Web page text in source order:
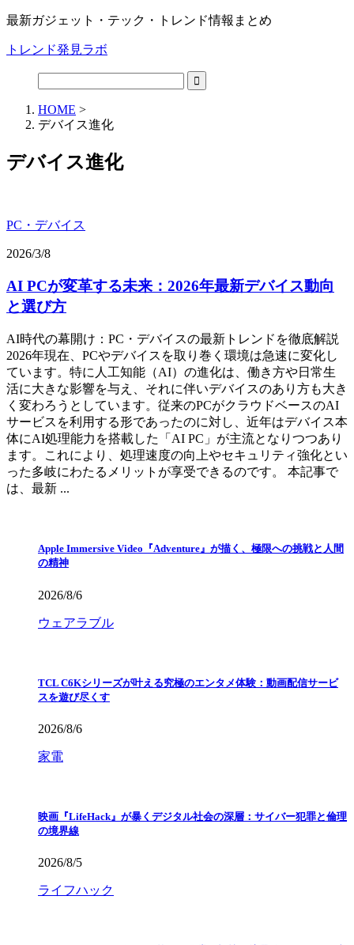
最新ガジェット・テック・トレンド情報まとめ
トレンド発見ラボ
HOME >
デバイス進化
デバイス進化
PC・デバイス
2026/3/8
AI PCが変革する未来：2026年最新デバイス動向
と選び方
AI時代の幕開け：PC・デバイスの最新トレンドを徹底解説
2026年現在、PCやデバイスを取り巻く環境は急速に変化し
ています。特に人工知能（AI）の進化は、働き方や日常生
活に大きな影響を与え、それに伴いデバイスのあり方も大き
く変わろうとしています。従来のPCがクラウドベースのAI
サービスを利用する形であったのに対し、近年はデバイス本
体にAI処理能力を搭載した「AI PC」が主流となりつつあり
ます。これにより、処理速度の向上やセキュリティ強化とい
った多岐にわたるメリットが享受できるのです。 本記事で
は、最新 ...
Apple Immersive Video『Adventure』が描く、極限への挑戦と人間
の精神
2026/8/6
ウェアラブル
TCL C6Kシリーズが叶える究極のエンタメ体験：動画配信サービ
スを遊び尽くす
2026/8/6
家電
映画『LifeHack』が暴くデジタル社会の深層：サイバー犯罪と倫理
の境界線
2026/8/5
ライフハック